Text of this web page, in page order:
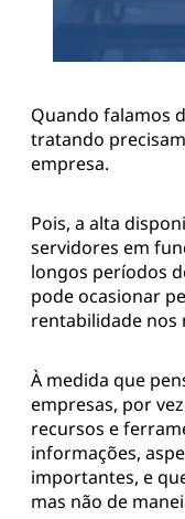
Quando falamos
tratando
empresa.
Pois, a alta
servidores em
longos períodos
pode ocasionar
rentabilidade nos
À medida que
empresas, por
recursos e
informações,
importantes, e
mas não de